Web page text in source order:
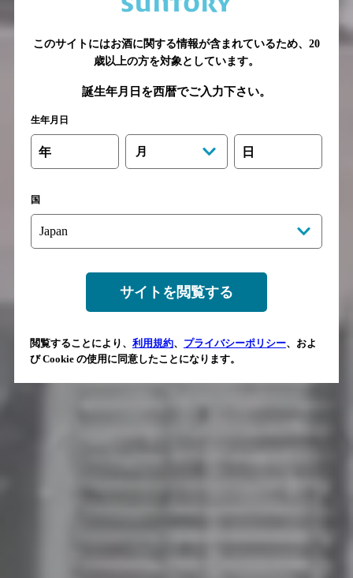
このサイトにはお酒に関する情報が含まれているため、 20
歳以上の方を対象としています。
誕生年月日を西暦でご入力下さい。
生年月日
年 月 日
国
サイトを閲覧する
閲覧することにより、 利用規約、 プライバシーポリシー、およ
び Cookie の使用に同意したことになります。